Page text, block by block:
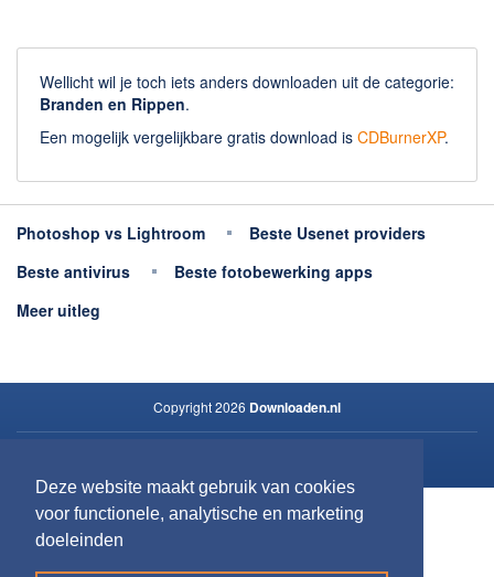
Deze website maakt gebruik van cookies
voor functionele, analytische en marketing
doeleinden
Wellicht wil je toch iets anders downloaden uit de categorie:
Branden en Rippen.
Een mogelijk vergelijkbare gratis download is CDBurnerXP.
Photoshop vs Lightroom
Beste Usenet providers
Beste antivirus
Beste fotobewerking apps
Meer uitleg
Copyright 2026 Downloaden.nl
Privacy